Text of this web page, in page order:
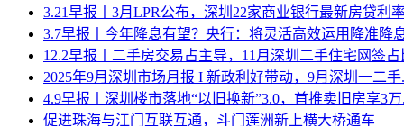
3.21早报丨3月LPR公布，深圳22家商业银行最新房贷利
3.7早报丨今年降息有望？央行：将灵活高效运用降准降
12.2早报丨二手房交易占主导，11月深圳二手住宅网签占
2025年9月深圳市场月报 I 新政利好带动，9月深圳一二手
4.9早报丨深圳楼市落地“以旧换新”3.0，首推卖旧房享3万
促进珠海与江门互联互通，斗门莲洲新上横大桥通车